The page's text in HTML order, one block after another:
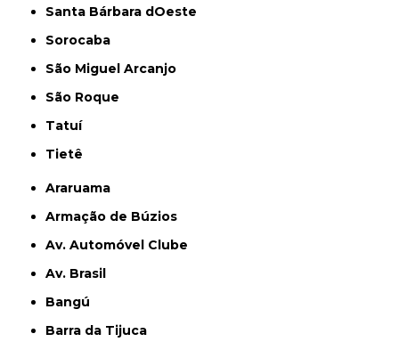
Santa Bárbara dOeste
Sorocaba
São Miguel Arcanjo
São Roque
Tatuí
Tietê
Araruama
Armação de Búzios
Av. Automóvel Clube
Av. Brasil
Bangú
Barra da Tijuca